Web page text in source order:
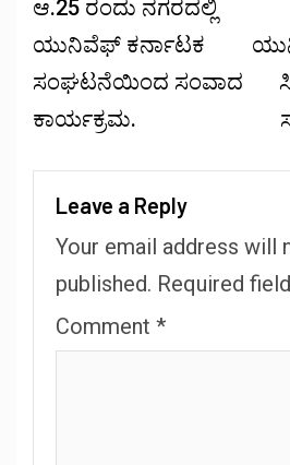
ಆ.25 ರಂದು ನಗರದಲ್ಲಿ
ಯುನಿವೆಫ್ ಕರ್ನಾಟಕ
ಸಂಘಟನೆಯಿಂದ ಸಂವಾದ
ಕಾರ್ಯಕ್ರಮ.
Leave a Reply
Your email address will
published. Required
Comment *